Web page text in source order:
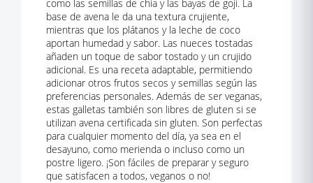
como las semillas de chía y las bayas de goji. La
base de avena le da una textura crujiente,
mientras que los plátanos y la leche de coco
aportan humedad y sabor. Las nueces tostadas
añaden un toque de sabor tostado y un crujido
adicional. Es una receta adaptable, permitiendo
adicionar otros frutos secos y semillas según las
preferencias personales. Además de ser veganas,
estas galletas también son libres de gluten si se
utilizan avena certificada sin gluten. Son perfectas
para cualquier momento del día, ya sea en el
desayuno, como merienda o incluso como un
postre ligero. ¡Son fáciles de preparar y seguro
que satisfacen a todos, veganos o no!